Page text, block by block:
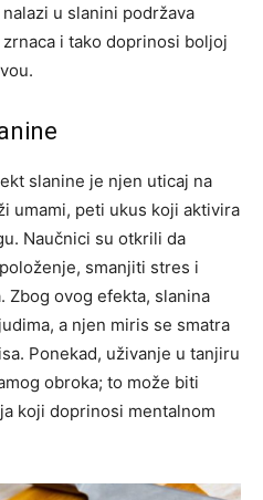
u slanini podržava
i tako doprinosi boljoj
slanine je njen uticaj na
umami, peti ukus koji aktivira
Naučnici su otkrili da
smanjiti stres i
Zbog ovog efekta, slanina
a njen miris se smatra
Ponekad, uživanje u tanjiru
obroka; to može biti
koji doprinosi mentalnom